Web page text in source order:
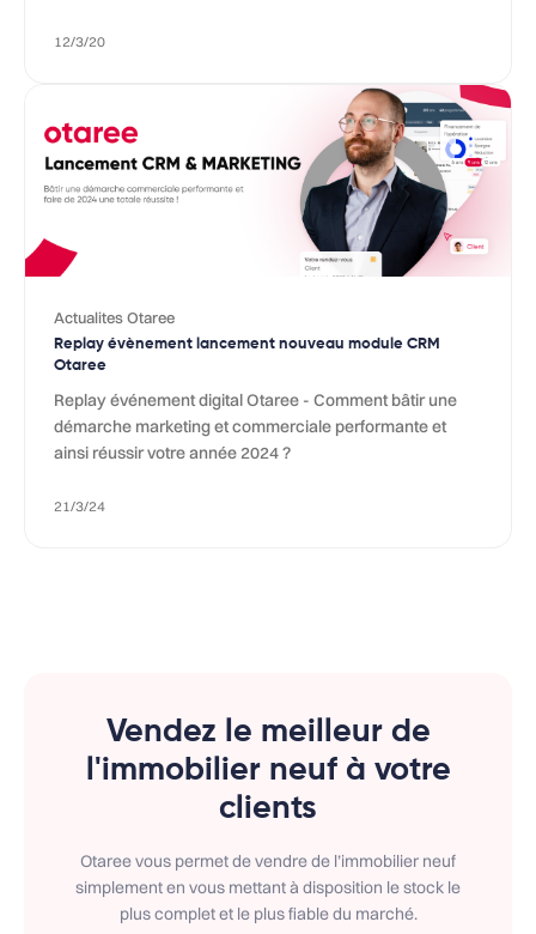
12/3/20
Actualites Otaree
Replay évènement lancement nouveau module CRM
Otaree
Replay événement digital Otaree - Comment bâtir une
démarche marketing et commerciale performante et
ainsi réussir votre année 2024 ?
21/3/24
Vendez le meilleur de
l'immobilier neuf à votre
clients
Otaree vous permet de vendre de l’immobilier neuf
simplement en vous mettant à disposition le stock le
plus complet et le plus fiable du marché.